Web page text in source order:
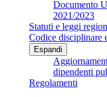
Documento
2021/2023
Statuti e leggi
Codice disciplinare
Espandi
dipendenti
Regolamenti